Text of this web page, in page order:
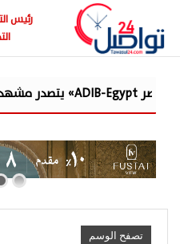
رئيس
تصفح الوسم